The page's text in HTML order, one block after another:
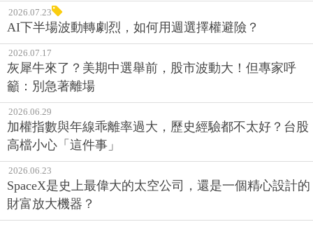
2026.07.23
AI下半場波動轉劇烈，如何用週選擇權避險？
2026.07.17
灰犀牛來了？美期中選舉前，股市波動大！但專家呼
籲：別急著離場
2026.06.29
加權指數與年線乖離率過大，歷史經驗都不太好？台股
高檔小心「這件事」
2026.06.23
SpaceX是史上最偉大的太空公司，還是一個精心設計的
財富放大機器？